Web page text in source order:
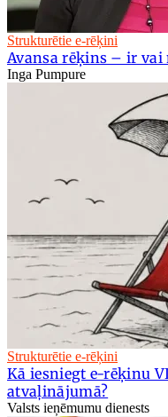
Strukturētie e-rēķini
Avansa rēķins – ir
Inga Pumpure
Strukturētie e-rēķini
Kā iesniegt e-rēķinu
atvaļinājumā?
Valsts ieņēmumu dienests